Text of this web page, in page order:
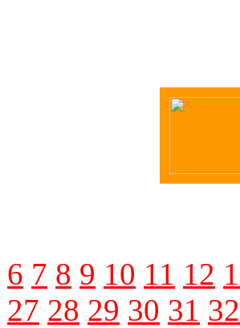
6 7 8 9 10 11 12
27 28 29 30 31 32